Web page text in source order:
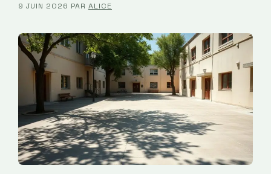
9 JUIN 2026 PAR ALICE